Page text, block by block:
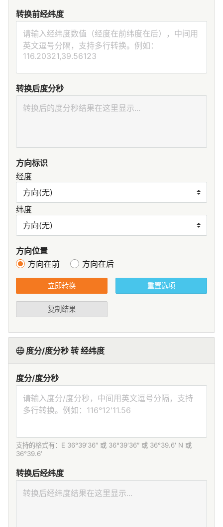
转换前经纬度
转换后度分秒
方向标识
经度
纬度
方向位置
方向在前
方向在后
立即转换 重置选项
复制结果
度分/度分秒 转 经纬度
度分/度分秒
支持的格式有：E 36°39′36″ 或 36°39′36″ 或 36°39.6′ N 或
36°39.6′
转换后经纬度